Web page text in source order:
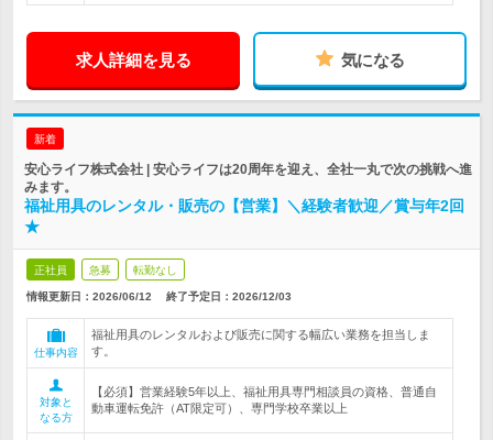
求人詳細を見る 気になる
新着
安心ライフ株式会社 | 安心ライフは20周年を迎え、全社一丸で次の挑戦へ進
みます。
福祉用具のレンタル・販売の【営業】＼経験者歓迎／賞与年2回
★
正社員 急募 転勤なし
情報更新日：2026/06/12 終了予定日： 2026/12/03
仕事内容
福祉用具のレンタルおよび販売に関する幅広い業務を担当しま
す。
対象と
なる方
【必須】営業経験5年以上、福祉用具専門相談員の資格、普通自
動車運転免許（AT限定可）、専門学校卒業以上